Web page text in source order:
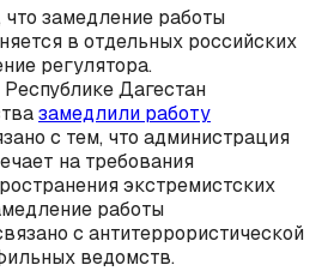
что замедление работы
в отдельных российских
регулятора.
Дагестан
замедлили работу
с тем, что администрация
на требования
экстремистских
работы
с антитеррористической
ведомств.